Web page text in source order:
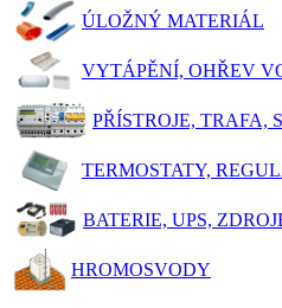
ÚLOŽNÝ MATERIÁL
VYTÁPĚNÍ, OHŘEV
PŘÍSTROJE, TRAFA,
TERMOSTATY,
BATERIE, UPS,
HROMOSVODY